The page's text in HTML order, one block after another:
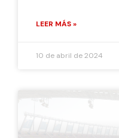
LEER MÁS »
10 de abril de 2024